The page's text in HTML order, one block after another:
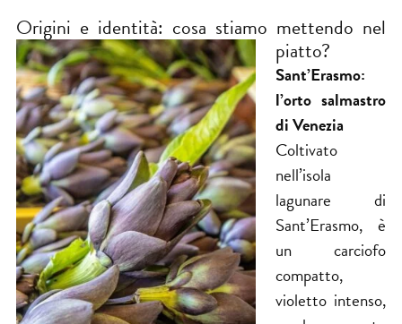
Origini e identità: cosa stiamo mettendo nel
piatto?
Sant’Erasmo:
l’orto salmastro
di Venezia
Coltivato
nell’isola
lagunare di
Sant’Erasmo, è
un carciofo
compatto,
violetto intenso,